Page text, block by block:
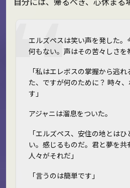
エルズペスは笑い声を発した。
何もない。声はその苦々しさを
「私はエレボスの掌握から逃
た、ですが何のために？ 時々
す」
アジャニは溜息をついた。
「エルズペス、安住の地とは
い。感じるものだ。君と夢を共
人々がそれだ」
「言うのは簡単です」